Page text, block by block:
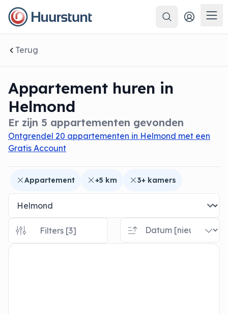
Zoeken
Terug
Appartement huren in
Helmond
Er zijn 5 appartementen gevonden
Ontgrendel 20 appartementen in Helmond met een
Gratis Account
sluiten
Appartement +5 km 3+ kamers
Filters [3]